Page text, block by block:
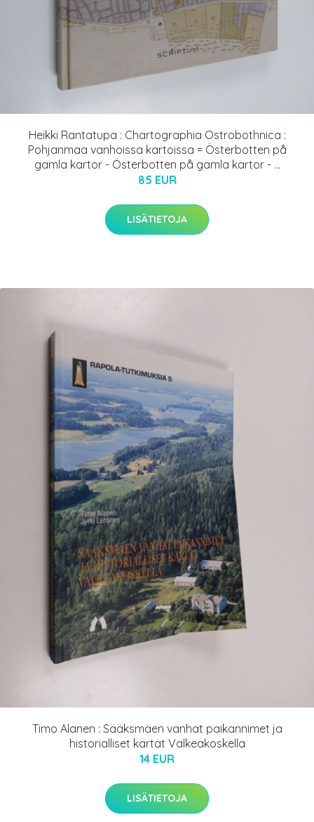
Heikki Rantatupa : Chartographia Ostrobothnica :
Pohjanmaa vanhoissa kartoissa = Österbotten på
gamla kartor - Österbotten på gamla kartor - ...
85 EUR
LISÄTIETOJA
Timo Alanen : Sääksmäen vanhat paikannimet ja
historialliset kartat Valkeakoskella
14 EUR
LISÄTIETOJA